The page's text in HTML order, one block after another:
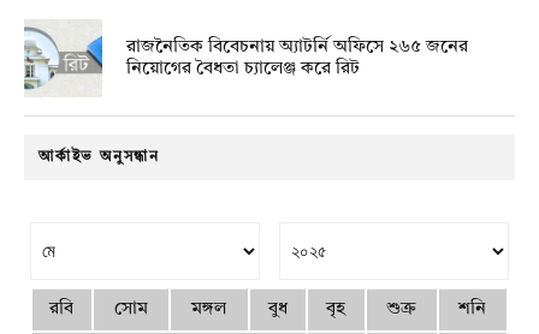
রাজনৈতিক বিবেচনায় অ‍্যাটর্নি অফিসে ২৬৫ জনের
নিয়োগের বৈধতা চ্যালেঞ্জ করে রিট
আর্কাইভ অনুসন্ধান
রবি সোম মঙ্গল বুধ বৃহ শুক্র শনি